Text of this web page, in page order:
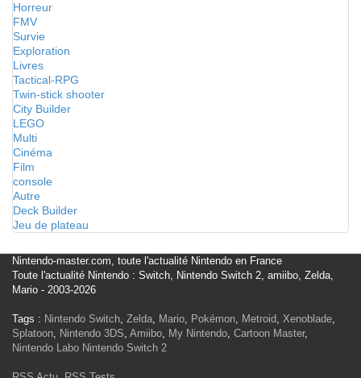
Horreur
FMV
Survie
Exploration
Livres
Tactical-RPG
Twin-stick shooter
City Builder
LEGO
Multi
Cinéma
Film
console
Autre
Deck Builder
Jeu de plateau
Nintendo-master.com, toute l'actualité Nintendo en France
Toute l'actualité Nintendo : Switch, Nintendo Switch 2, amiibo, Zelda,
Mario - 2003-2026
Tags : Nintendo Switch, Zelda, Mario, Pokémon, Metroid, Xenoblade,
Splatoon, Nintendo 3DS, Amiibo, My Nintendo, Cartoon Master,
Nintendo Labo Nintendo Switch 2